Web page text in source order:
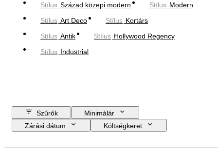
Stílus Század közepi modern Stílus Modern
Stílus Art Deco Stílus Kortárs
Stílus Antik Stílus Hollywood Regency
Stílus Industrial
Szűrők
Minimálár
Zárási dátum
Költségkeret